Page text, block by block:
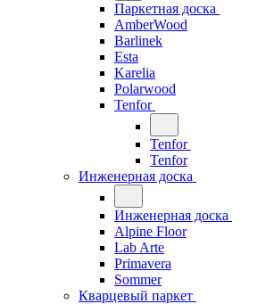
Паркетная доска
AmberWood
Barlinek
Esta
Karelia
Polarwood
Tenfor
Tenfor
Tenfor
Инженерная доска
Инженерная доска
Alpine Floor
Lab Arte
Primavera
Sommer
Кварцевый паркет